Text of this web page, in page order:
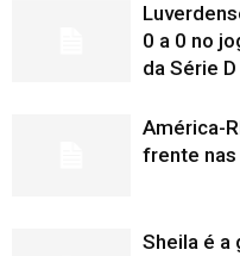
0 a 0 no
da Série D
América-
frente nas
Sheila é a